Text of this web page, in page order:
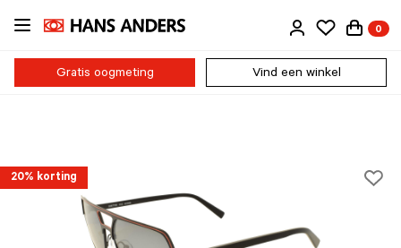
Ga
naar
inhoud
0
Gratis oogmeting Vind een winkel
20% korting